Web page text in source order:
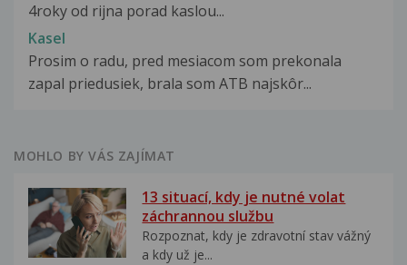
4roky od rijna porad kaslou...
Kasel
Prosim o radu, pred mesiacom som prekonala
zapal priedusiek, brala som ATB najskôr...
MOHLO BY VÁS ZAJÍMAT
13 situací, kdy je nutné volat
záchrannou službu
Rozpoznat, kdy je zdravotní stav vážný
a kdy už je...